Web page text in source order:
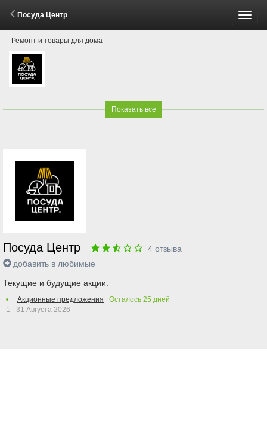
Посуда Центр
Ремонт и товары для дома
Показать все
Посуда Центр 4 отзыва
добавить в любимые
Текущие и будущие акции:
Акционные предложения Осталось 25 дней
1 - 31 Августа 2026